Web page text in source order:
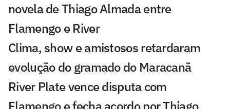
novela de Thiago Almada entre
Flamengo e River
Clima, show e amistosos retardaram
evolução do gramado do Maracanã
River Plate vence disputa com